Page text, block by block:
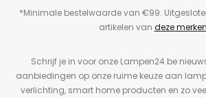
*Minimale bestelwaarde van €99.
artikelen van deze merken
Schrijf je in voor onze Lampen24.be
aanbiedingen op onze ruime keuze aan
verlichting, smart home producten en zo